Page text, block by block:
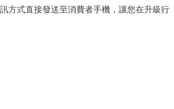
方式直接發送至消費者手機，讓您在升級行